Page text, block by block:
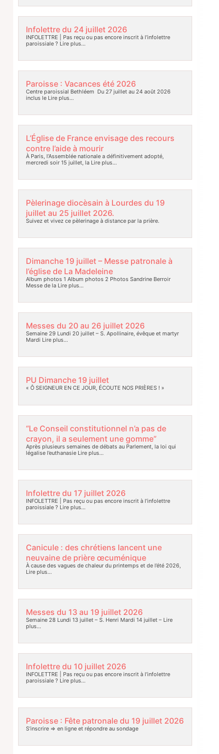
Infolettre du 24 juillet 2026
INFOLETTRE | Pas reçu ou pas encore inscrit à l’infolettre
paroissiale ? Lire plus…
Paroisse : Vacances été 2026
Centre paroissial Bethléem Du 27 juillet au 24 août 2026
inclus leLire plus…
L’Église de France envisage des recours
contre l’aide à mourir
À Paris, l’Assemblée nationale a définitivement adopté,
mercredi soir 15 juillet, laLire plus…
Pèlerinage diocèsain à Lourdes du 19
juillet au 25 juillet 2026.
Suivez et vivez ce pèlerinage à distance par la prière.
Dimanche 19 juillet – Messe patronale à
l’église de La Madeleine
Album photos 1 Album photos 2 Photos Sandrine Berroir
Messe de laLire plus…
Messes du 20 au 26 juillet 2026
Semaine 29 Lundi 20 juillet – S. Apollinaire, évêque et martyr
Mardi Lire plus…
PU Dimanche 19 juillet
« Ô SEIGNEUR EN CE JOUR, ÉCOUTE NOS PRIÈRES ! »
“Le Conseil constitutionnel n’a pas de
crayon, il a seulement une gomme”
Après plusieurs semaines de débats au Parlement, la loi qui
légalise l’euthanasieLire plus…
Infolettre du 17 juillet 2026
INFOLETTRE | Pas reçu ou pas encore inscrit à l’infolettre
paroissiale ? Lire plus…
Canicule : des chrétiens lancent une
neuvaine de prière œcuménique
À cause des vagues de chaleur du printemps et de l’été 2026,
Lire plus…
Messes du 13 au 19 juillet 2026
Semaine 28 Lundi 13 juillet – S. Henri Mardi 14 juillet –Lire
plus…
Infolettre du 10 juillet 2026
INFOLETTRE | Pas reçu ou pas encore inscrit à l’infolettre
paroissiale ? Lire plus…
Paroisse : Fête patronale du 19 juillet 2026
S’inscrire => en ligne et répondre au sondage